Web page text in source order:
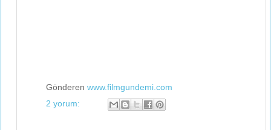
Gönderen www.filmgundemi.com
2 yorum: